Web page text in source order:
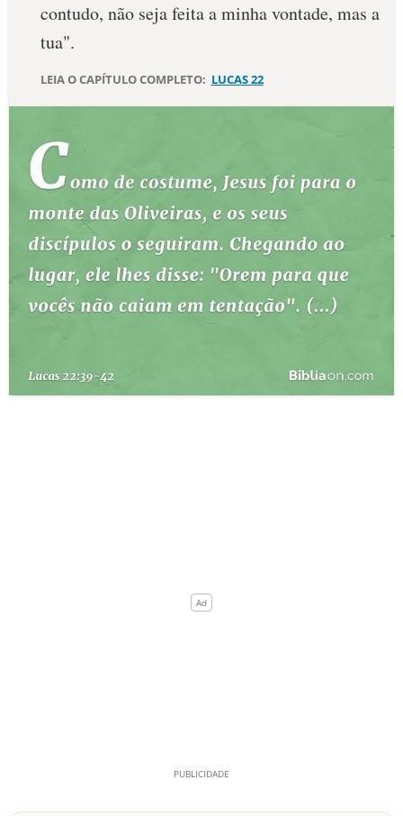
ESBOÇOS DE PREGAÇÃO
TEMAS
TERMO BÍBLICO
QUEM SOMOS
LOJA BÍBLIAON
contudo, não seja feita a minha vontade, mas a
tua".
LEIA O CAPÍTULO COMPLETO: LUCAS 22